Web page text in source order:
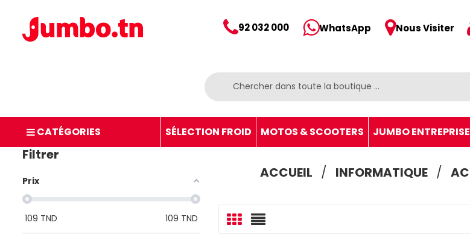
92 032 000 WhatsApp Nous Visiter
CATÉGORIES SÉLECTION FROID MOTOS & SCOOTERS JUMBO
Filtrer
Prix
109 TND 109 TND
ACCUEIL INFORMATIQUE